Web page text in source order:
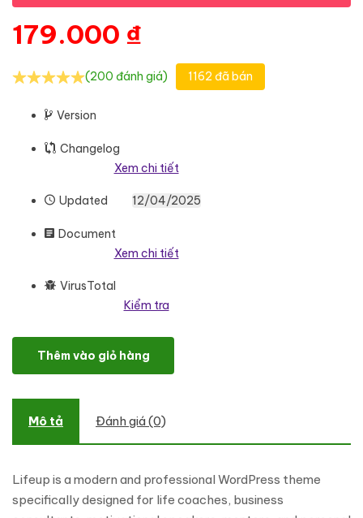
179.000 ₫
(200 đánh giá) 1162 đã bán
Version
Changelog
Xem chi tiết
Updated 12/04/2025
Document
Xem chi tiết
VirusTotal
Kiểm tra
Lifeup – Life Coach and Business Consulting WordPress Theme
Thêm vào giỏ hàng
Mô tả Đánh giá (0)
Lifeup is a modern and professional WordPress theme
specifically designed for life coaches, business